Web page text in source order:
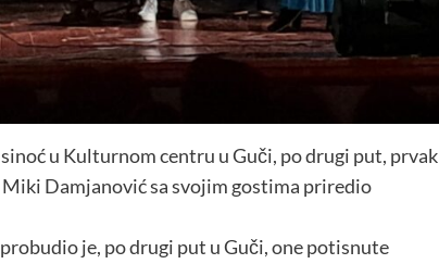
u Kulturnom centru u Guči, po drugi put, prvak
Damjanović sa svojim gostima priredio
je, po drugi put u Guči, one potisnute